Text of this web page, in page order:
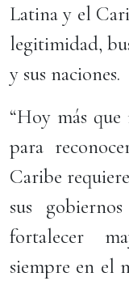
Latina y el
legitimidad,
y sus naciones.
“Hoy más
para
Caribe
sus
fortalecer
siempre en el